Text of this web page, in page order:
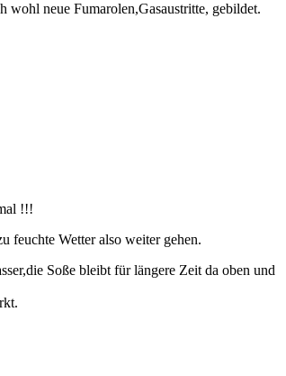
wohl neue Fumarolen,Gasaustritte, gebildet.
!!!
feuchte Wetter also weiter gehen.
Soße bleibt für längere Zeit da oben und